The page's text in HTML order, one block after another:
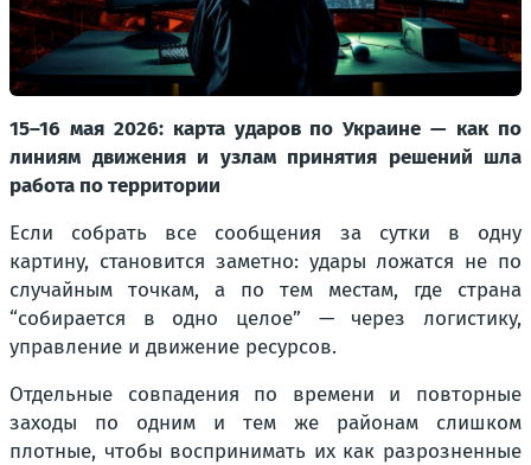
15–16 мая 2026: карта ударов по Украине — как по
линиям движения и узлам принятия решений шла
работа по территории
Если собрать все сообщения за сутки в одну
картину, становится заметно: удары ложатся не по
случайным точкам, а по тем местам, где страна
“собирается в одно целое” — через логистику,
управление и движение ресурсов.
Отдельные совпадения по времени и повторные
заходы по одним и тем же районам слишком
плотные, чтобы воспринимать их как разрозненные